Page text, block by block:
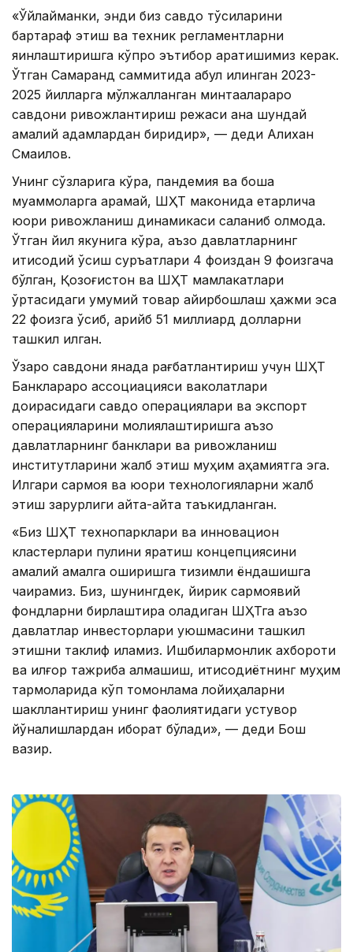
«Ўйлайманки, энди биз савдо тўсиқларини
бартараф этиш ва техник регламентларни
яқинлаштиришга кўпроқ эътибор қаратишимиз керак.
Ўтган Самарқанд саммитида қабул қилинган 2023-
2025 йилларга мўлжалланган минтақалараро
савдони ривожлантириш режаси ана шундай
амалий қадамлардан биридир», — деди Алихан
Смаилов.
Унинг сўзларига кўра, пандемия ва бошқа
муаммоларга қарамай, ШҲТ маконида етарлича
юқори ривожланиш динамикаси сақланиб қолмоқда.
Ўтган йил якунига кўра, аъзо давлатларнинг
иқтисодий ўсиш суръатлари 4 фоиздан 9 фоизгача
бўлган, Қозоғистон ва ШҲТ мамлакатлари
ўртасидаги умумий товар айирбошлаш ҳажми эса
22 фоизга ўсиб, қарийб 51 миллиард долларни
ташкил қилган.
Ўзаро савдони янада рағбатлантириш учун ШҲТ
Банклараро ассоциацияси ваколатлари
доирасидаги савдо операциялари ва экспорт
операцияларини молиялаштиришга аъзо
давлатларнинг банклари ва ривожланиш
институтларини жалб этиш муҳим аҳамиятга эга.
Илгари сармоя ва юқори технологияларни жалб
этиш зарурлиги қайта-қайта таъкидланган.
«Биз ШҲТ технопарклари ва инновацион
кластерлари пулини яратиш концепциясини
амалий амалга оширишга тизимли ёндашишга
чақирамиз. Биз, шунингдек, йирик сармоявий
фондларни бирлаштира оладиган ШҲТга аъзо
давлатлар инвесторлари уюшмасини ташкил
этишни таклиф қиламиз. Ишбилармонлик ахбороти
ва илғор тажриба алмашиш, иқтисодиётнинг муҳим
тармоқларида кўп томонлама лойиҳаларни
шакллантириш унинг фаолиятидаги устувор
йўналишлардан иборат бўлади», — деди Бош
вазир.